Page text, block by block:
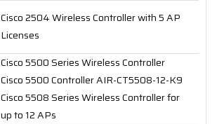
Cisco 2504 Wireless Controller with 5 AP
Licenses
Cisco 5500 Series Wireless Controller
Cisco 5500 Controller AIR-CT5508-12-K9
Cisco 5508 Series Wireless Controller for
up to 12 APs